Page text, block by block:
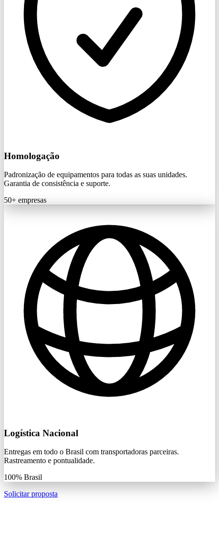
Homologação
Padronização de equipamentos para todas as suas unidades.
Garantia de consistência e suporte.
50+ empresas
Logística Nacional
Entregas em todo o Brasil com transportadoras parceiras.
Rastreamento e pontualidade.
100% Brasil
Solicitar proposta